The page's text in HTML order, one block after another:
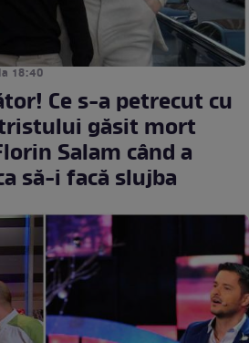
18:40
Ce s-a petrecut cu
găsit mort
Salam când a
să-i facă slujba